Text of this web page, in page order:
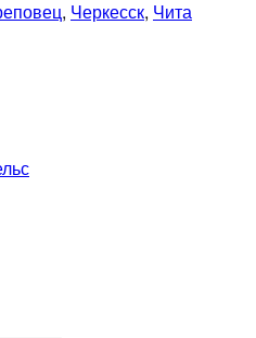
, Черкесск, Чита